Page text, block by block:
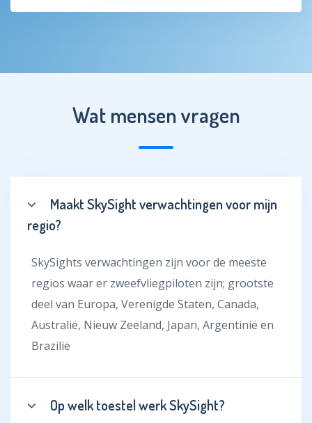
Wat mensen vragen
Maakt SkySight verwachtingen voor mijn
regio?
SkySights verwachtingen zijn voor de meeste
regios waar er zweefvliegpiloten zijn; grootste
deel van Europa, Verenigde Staten, Canada,
Australië, Nieuw Zeeland, Japan, Argentinië en
Brazilië
Op welk toestel werk SkySight?